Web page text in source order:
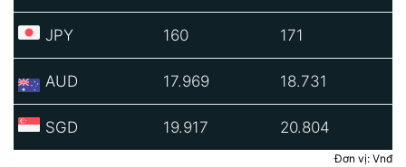
JPY 160 171
AUD 17.969 18.731
SGD 19.917 20.804
Đơn vị: Vnđ